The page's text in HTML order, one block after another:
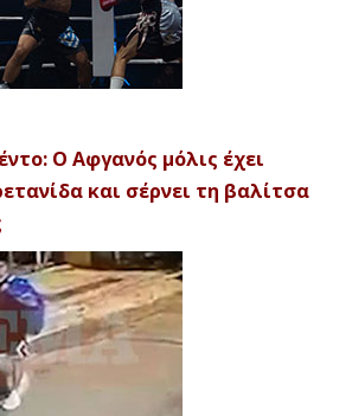
Ο Αφγανός μόλις έχει
και σέρνει τη βαλίτσα